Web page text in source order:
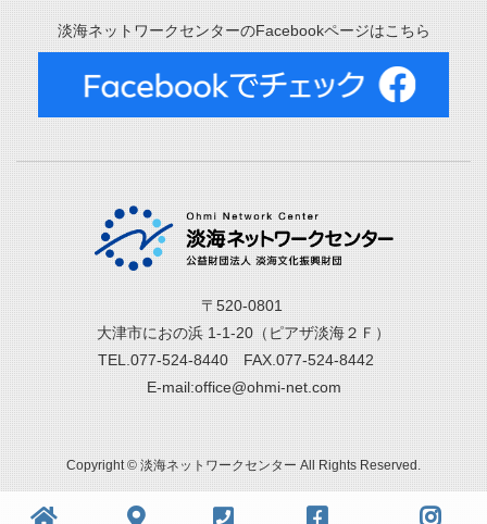
淡海ネットワークセンターのFacebookページはこちら
〒520-0801
大津市におの浜 1-1-20（ピアザ淡海２Ｆ）
TEL.077-524-8440 FAX.077-524-8442
E-mail:office@ohmi-net.com
Copyright © 淡海ネットワークセンター All Rights Reserved.